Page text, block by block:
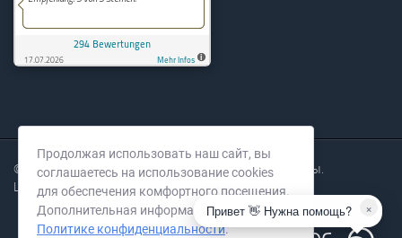
© 2004-2026 KernelHost GmbH. Все права защищены.
Цены без НДС.
Продолжая использовать наш сайт, вы
соглашаетесь на использование cookies
для обеспечения комфортного посещения.
Дополнительная информация в нашей
Политике конфиденциальности.
×
Привет 👋 Нужна помощь?